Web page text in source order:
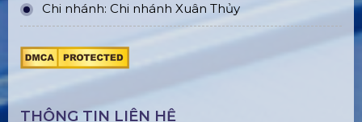
Chi nhánh: Chi nhánh Xuân Thủy
THÔNG TIN LIÊN HỆ